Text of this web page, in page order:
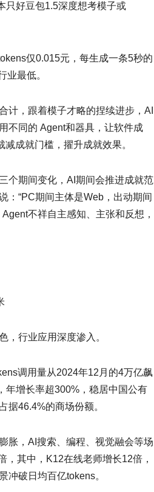
只好豆包1.5深度想考模子或
仅0.015元，每生成一条5秒的
业最低。
计，跟着模子才略的捏续进步，AI
不同的 Agent和器具，让软件成
减成就门槛，擢升成就效果。
个期间变化，AI期间会推进成就范
：“PC期间主体是Web，出动期间
不祥自主感知、主张和反想，
，行业应用深度渗入。
调用量从2024年12月的4万亿飙
年增长率超300%，稳居中国公有
据46.4%的商场份额。
胀，AI搜索、编程、视觉融会等场
，其中，K12在线老师增长12倍，
冲破日均百亿tokens。